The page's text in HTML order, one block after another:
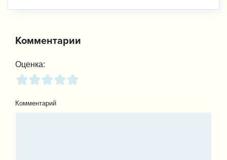
Комментарии
Оценка:
Комментарий